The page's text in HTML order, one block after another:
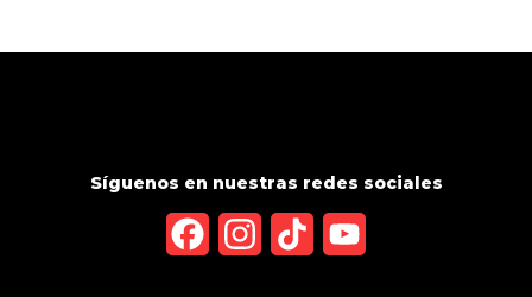
Síguenos en nuestras redes sociales
FacebookInstagram
TikTok